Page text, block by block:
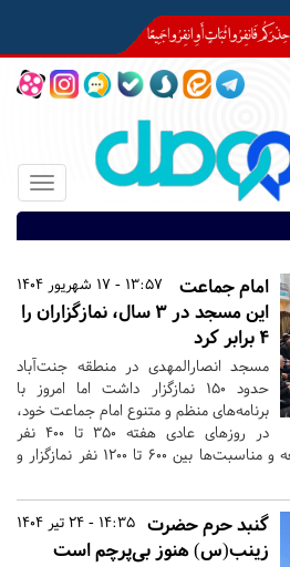
Toggle
13:57 - 17 شهریور 1404
امام جماعت
این مسجد در ۳ سال، نمازگزاران را
۴ برابر کرد
مسجد انصارالمهدی در منطقه جنت‌آباد
حدود ۱۵۰ نمازگزار داشت اما امروز با
برنامه‌های منظم و متنوع امام جماعت خود،
در روزهای عادی هفته ۳۵۰ تا ۴۰۰ نفر
نمازگزار دارد و در شب‌های جمعه و مناسبت‌ها بین ۶۰۰ تا ۱۲۰۰ نفر نمازگزار و
14:35 - 24 تیر 1404 گنبد حرم حضرت
زینب(س) هنوز بی‌پرچم است